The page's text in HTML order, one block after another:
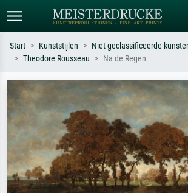
Zoek op kunstenaar, titel of stijl – bijv.
Monet, Sterrennacht, impressionisme,
Hokusai-golf, naakt.
Beschrijf
weide,
Start Kunststijlen
Niet geclassificeerde
Theodore Rousseau
Na de Regen